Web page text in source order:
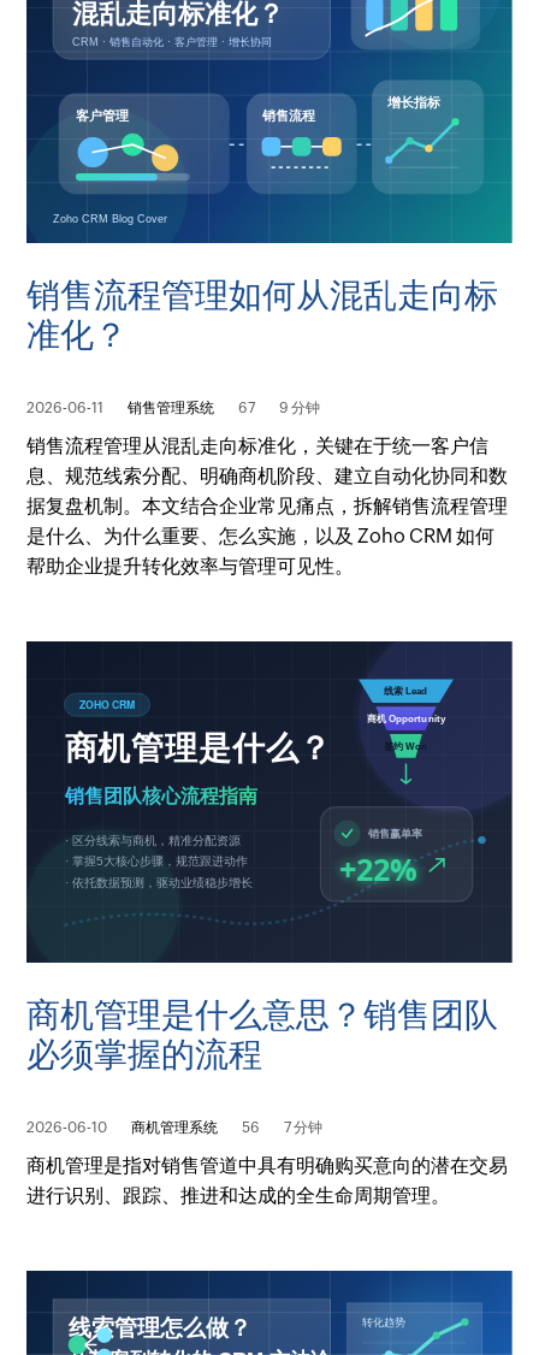
销售流程管理如何从混乱走向标
准化？
2026-06-11 销售管理系统 67 9 分钟
销售流程管理从混乱走向标准化，关键在于统一客户信
息、规范线索分配、明确商机阶段、建立自动化协同和数
据复盘机制。本文结合企业常见痛点，拆解销售流程管理
是什么、为什么重要、怎么实施，以及 Zoho CRM 如何
帮助企业提升转化效率与管理可见性。
商机管理是什么意思？销售团队
必须掌握的流程
2026-06-10 商机管理系统 56 7 分钟
商机管理是指对销售管道中具有明确购买意向的潜在交易
进行识别、跟踪、推进和达成的全生命周期管理。